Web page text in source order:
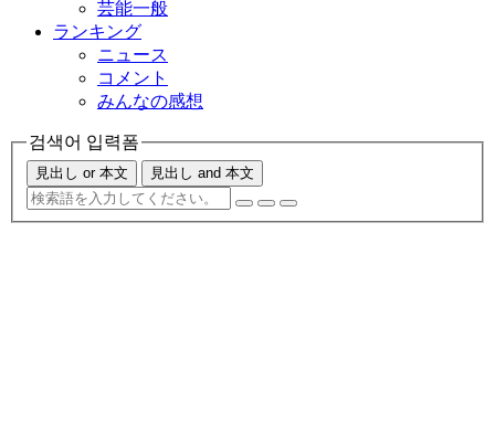
芸能一般
ランキング
ニュース
コメント
みんなの感想
검색어 입력폼
見出し or 本文 見出し and 本文